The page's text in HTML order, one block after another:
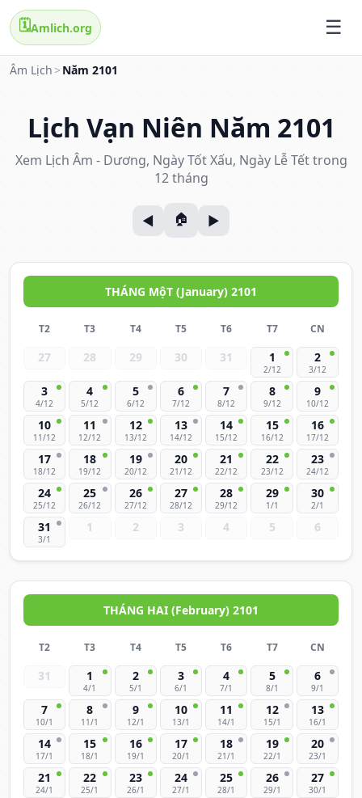
🗓️Amlich.org
Âm Lịch > Năm 2101
Lịch Vạn Niên Năm 2101
Xem Lịch Âm - Dương, Ngày Tốt Xấu, Ngày Lễ Tết trong
12 tháng
THÁNG MộT (January) 2101
T2 T3 T4 T5 T6 T7 CN
27 28 29 30 31 1
2/12
2
3/12
3
4/12
4
5/12
5
6/12
6
7/12
7
8/12
8
9/12
9
10/12
10
11/12
11
12/12
12
13/12
13
14/12
14
15/12
15
16/12
16
17/12
17
18/12
18
19/12
19
20/12
20
21/12
21
22/12
22
23/12
23
24/12
24
25/12
25
26/12
26
27/12
27
28/12
28
29/12
29
1/1
30
2/1
31
3/1
1 2 3 4 5 6
THÁNG HAI (February) 2101
T2 T3 T4 T5 T6 T7 CN
31 1
4/1
2
5/1
3
6/1
4
7/1
5
8/1
6
9/1
7
10/1
8
11/1
9
12/1
10
13/1
11
14/1
12
15/1
13
16/1
14
17/1
15
18/1
16
19/1
17
20/1
18
21/1
19
22/1
20
23/1
21
24/1
22
25/1
23
26/1
24
27/1
25
28/1
26
29/1
27
30/1